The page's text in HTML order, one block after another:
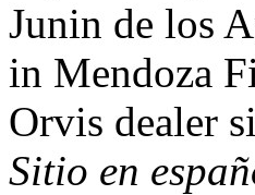
Junin de los
in Mendoza
Orvis dealer
Sitio en